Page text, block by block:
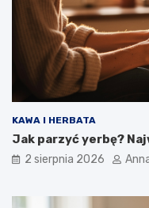
KAWA I HERBATA
Jak parzyć yerbę?
2 sierpnia 2026